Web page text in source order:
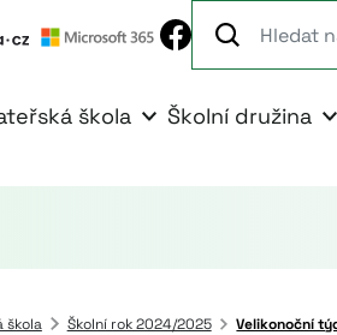
škola Školní družina
škola Školní rok 2024/2025 Velikonoční